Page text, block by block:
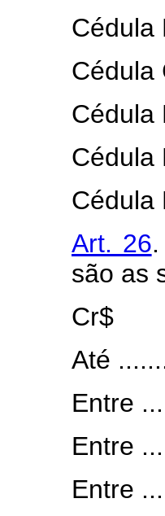
Cédula
Cédula
Cédula
Cédula
Cédula
Art. 26
são as
Cr$
Até
Entre
Entre
Entre